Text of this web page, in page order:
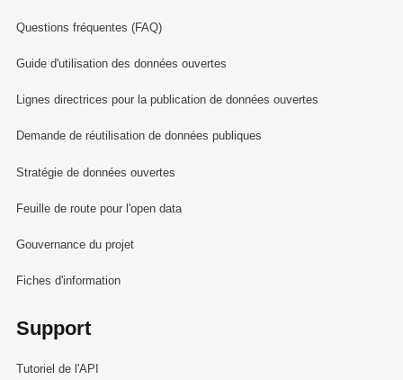
Questions fréquentes (FAQ)
Guide d'utilisation des données ouvertes
Lignes directrices pour la publication de données ouvertes
Demande de réutilisation de données publiques
Stratégie de données ouvertes
Feuille de route pour l'open data
Gouvernance du projet
Fiches d'information
Support
Tutoriel de l'API